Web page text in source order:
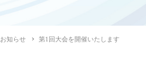
お知らせ 第1回大会を開催いたします